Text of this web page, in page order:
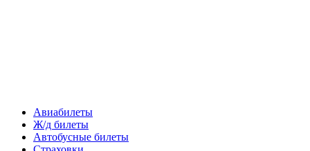
Авиабилеты
Ж/д билеты
Автобусные билеты